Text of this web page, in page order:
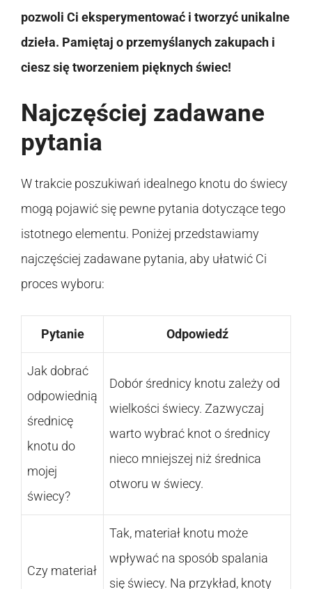
pozwoli Ci eksperymentować i tworzyć unikalne
dzieła. Pamiętaj o przemyślanych zakupach i
ciesz się tworzeniem pięknych świec!
Najczęściej zadawane
pytania
W trakcie poszukiwań idealnego knotu do świecy
mogą pojawić się pewne pytania dotyczące tego
istotnego elementu. Poniżej przedstawiamy
najczęściej zadawane pytania, aby ułatwić Ci
proces wyboru:
Pytanie Odpowiedź
Jak dobrać
odpowiednią
średnicę
knotu do
mojej
świecy?
Dobór średnicy knotu zależy od
wielkości świecy. Zazwyczaj
warto wybrać knot o średnicy
nieco mniejszej niż średnica
otworu w świecy.
Czy materiał
Tak, materiał knotu może
wpływać na sposób spalania
się świecy. Na przykład, knoty